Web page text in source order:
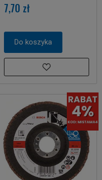
7,70 zł
Do koszyka